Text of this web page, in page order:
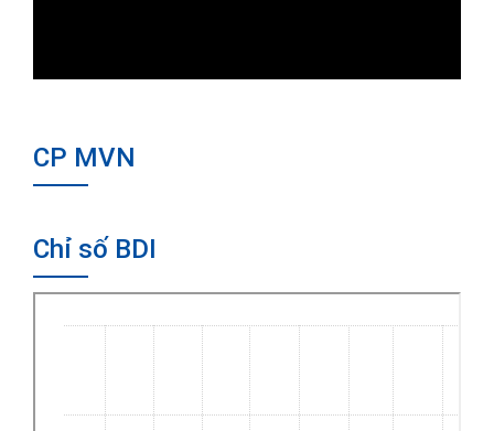
CP MVN
Chỉ số BDI